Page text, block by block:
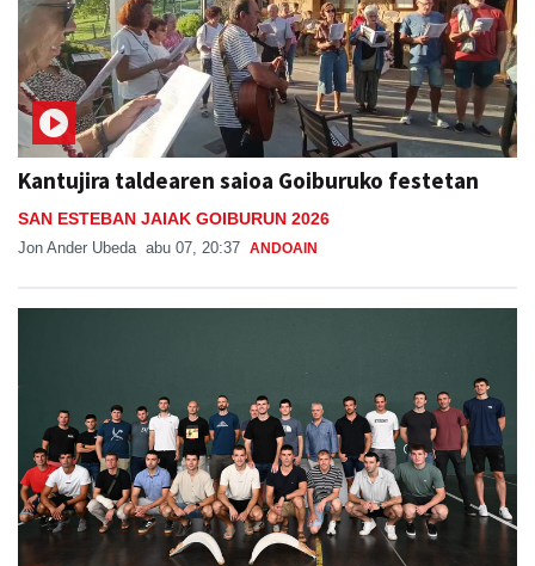
Kantujira taldearen saioa Goiburuko festetan
SAN ESTEBAN JAIAK GOIBURUN 2026
Jon Ander Ubeda abu 07, 20:37 ANDOAIN